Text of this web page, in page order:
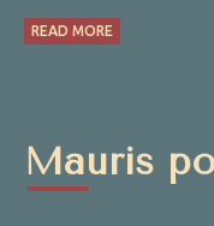
READ MORE
Mauris